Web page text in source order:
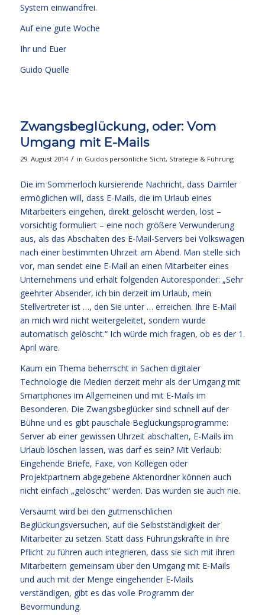
System einwandfrei.
Auf eine gute Woche
Ihr und Euer
Guido Quelle
Zwangsbeglückung, oder: Vom
Umgang mit E-Mails
29. August 2014 / in Guidos persönliche Sicht, Strategie & Führung
Die im Sommerloch kursierende Nachricht, dass Daimler
ermöglichen will, dass E-Mails, die im Urlaub eines
Mitarbeiters eingehen, direkt gelöscht werden, löst –
vorsichtig formuliert – eine noch größere Verwunderung
aus, als das Abschalten des E-Mail-Servers bei Volkswagen
nach einer bestimmten Uhrzeit am Abend. Man stelle sich
vor, man sendet eine E-Mail an einen Mitarbeiter eines
Unternehmens und erhält folgenden Autoresponder: „Sehr
geehrter Absender, ich bin derzeit im Urlaub, mein
Stellvertreter ist …, den Sie unter … erreichen. Ihre E-Mail
an mich wird nicht weitergeleitet, sondern wurde
automatisch gelöscht.“ Ich würde mich fragen, ob es der 1.
April wäre.
Kaum ein Thema beherrscht in Sachen digitaler
Technologie die Medien derzeit mehr als der Umgang mit
Smartphones im Allgemeinen und mit E-Mails im
Besonderen. Die Zwangsbeglücker sind schnell auf der
Bühne und es gibt pauschale Beglückungsprogramme:
Server ab einer gewissen Uhrzeit abschalten, E-Mails im
Urlaub löschen lassen, was darf es sein? Mit Verlaub:
Eingehende Briefe, Faxe, von Kollegen oder
Projektpartnern abgegebene Aktenordner können auch
nicht einfach „gelöscht“ werden. Das wurden sie auch nie.
Versäumt wird bei den gutmenschlichen
Beglückungsversuchen, auf die Selbstständigkeit der
Mitarbeiter zu setzen. Statt dass Führungskräfte in ihre
Pflicht zu führen auch integrieren, dass sie sich mit ihren
Mitarbeitern gemeinsam über den Umgang mit E-Mails
und auch mit der Menge eingehender E-Mails
verständigen, gibt es das volle Programm der
Bevormundung.